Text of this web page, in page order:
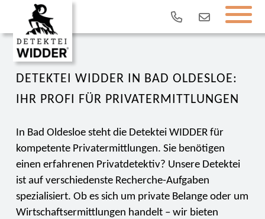
DETEKTEI WIDDER IN BAD OLDESLOE:
IHR PROFI FÜR PRIVATERMITTLUNGEN
In Bad Oldesloe steht die Detektei WIDDER für
kompetente Privatermittlungen. Sie benötigen
einen erfahrenen Privatdetektiv? Unsere Detektei
ist auf verschiedenste Recherche-Aufgaben
spezialisiert. Ob es sich um private Belange oder um
Wirtschaftsermittlungen handelt – wir bieten